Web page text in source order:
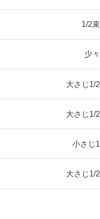
1/2束
少々
大さじ1/2
大さじ1/2
小さじ1
大さじ1/2